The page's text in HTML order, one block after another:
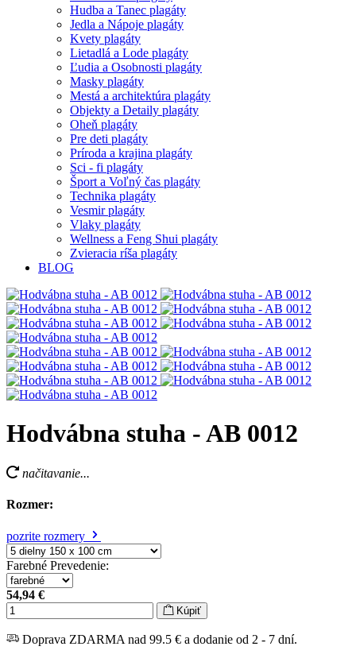
Hudba a Tanec plagáty
Jedla a Nápoje plagáty
Kvety plagáty
Lietadlá a Lode plagáty
Ľudia a Osobnosti plagáty
Masky plagáty
Mestá a architektúra plagáty
Objekty a Detaily plagáty
Oheň plagáty
Pre deti plagáty
Príroda a krajina plagáty
Sci - fi plagáty
Šport a Voľný čas plagáty
Technika plagáty
Vesmir plagáty
Vlaky plagáty
Wellness a Feng Shui plagáty
Zvieracia ríša plagáty
BLOG
Hodvábna stuha - AB 0012
načitavanie...
Rozmer:
pozrite rozmery
Farebné Prevedenie:
54,94 €
Kúpiť
Doprava ZDARMA nad 99.5 € a dodanie od 2 - 7 dní.